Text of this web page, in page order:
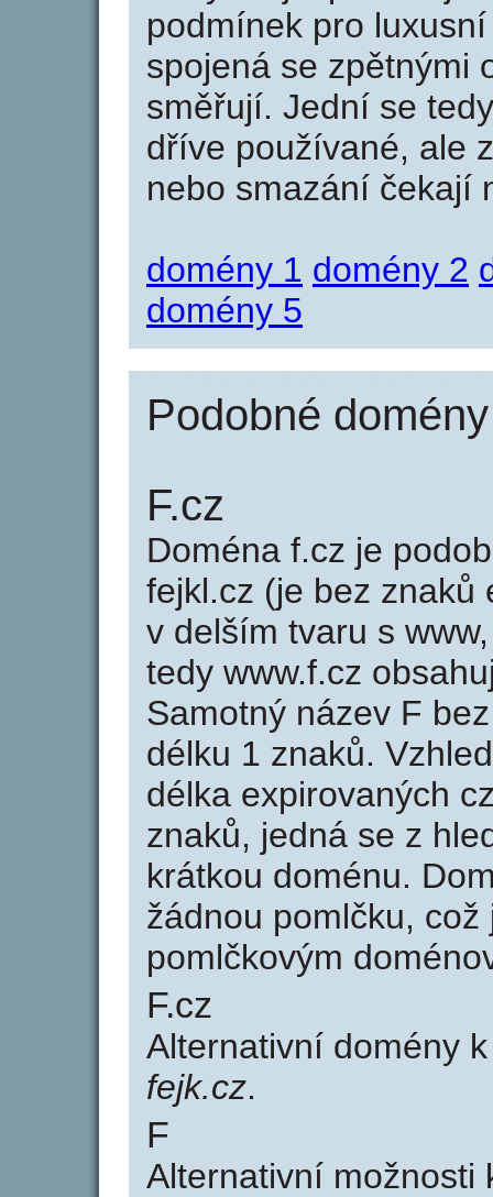
podmínek pro
spojená se zpětnými
směřují. Jední se
dříve používané, ale
nebo smazání čekají
domény 1 domény 2
domény 5
Podobné
F.cz
Doména f.cz je
fejkl.cz (je bez znaků
v delším tvaru s
tedy www.f.cz
Samotný název F
délku 1 znaků.
délka expirovaných
znaků, jedná se z
krátkou doménu.
žádnou pomlčku,
pomlčkovým
F.cz
Alternativní domény
fejk.cz.
F
Alternativní možnosti